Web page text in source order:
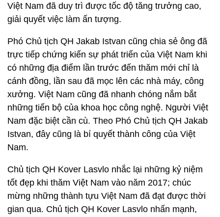
Việt Nam đã duy trì được tốc độ tăng trưởng cao,
giải quyết việc làm ấn tượng.
Phó Chủ tịch QH Jakab Istvan cũng chia sẻ ông đã
trực tiếp chứng kiến sự phát triển của Việt Nam khi
có những địa điểm lần trước đến thăm mới chỉ là
cánh đồng, lần sau đã mọc lên các nhà máy, công
xưởng. Việt Nam cũng đã nhanh chóng nắm bắt
những tiến bộ của khoa học công nghệ. Người Việt
Nam đặc biệt cần cù. Theo Phó Chủ tịch QH Jakab
Istvan, đây cũng là bí quyết thành công của Việt
Nam.
Chủ tịch QH Kover Lasvlo nhắc lại những kỷ niệm
tốt đẹp khi thăm Việt Nam vào năm 2017; chúc
mừng những thành tựu Việt Nam đã đạt được thời
gian qua. Chủ tịch QH Kover Lasvlo nhấn mạnh,